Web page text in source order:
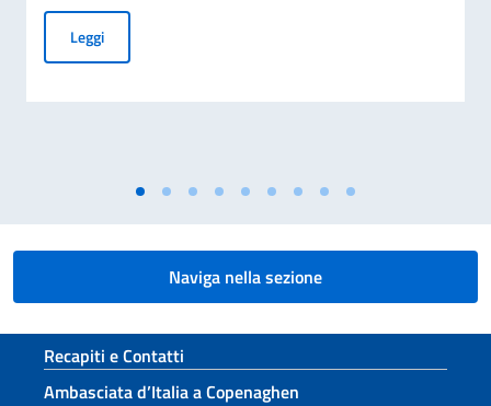
LeggiElezioni dei COMITES 2026
Naviga nella sezione
Sezione footer
Recapiti e Contatti
Ambasciata d’Italia a Copenaghen